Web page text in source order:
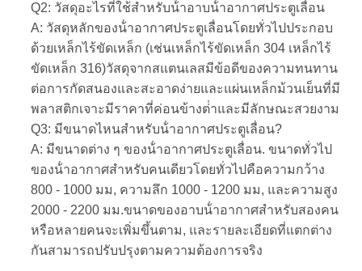
Q2: วัสดุอะไรที่ใช้สําหรับน้ําอาบน้ําอากาศประตูเลื่อน
A: วัสดุหลักของน้ําอากาศประตูเลื่อนโดยทั่วไปประกอบ
ด้วยเหล็กไร้ขัดเหล็ก (เช่นเหล็กไร้ขัดเหล็ก 304 เหล็กไร้
ขัดเหล็ก 316)วัสดุจากสแตนเลสมีข้อดีของความทนทาน
ต่อการกัดสนองและสะอาดง่ายและแผ่นเหล็กม้วนเย็นที่มี
พลาสติกเจาะมีราคาที่ค่อนข้างต่ําและมีลักษณะสวยงาม
Q3: มีขนาดไหนสําหรับน้ําอากาศประตูเลื่อน?
A: มีขนาดต่าง ๆ ของน้ําอากาศประตูเลื่อน. ขนาดทั่วไป
ของน้ําอากาศสําหรับคนเดียวโดยทั่วไปคือความกว้าง
800 - 1000 มม, ความลึก 1000 - 1200 มม, และความสูง
2000 - 2200 มม.ขนาดของอาบน้ําอากาศสําหรับสองคน
หรือหลายคนจะเพิ่มขึ้นตาม, และรายละเอียดที่แตกต่าง
กันสามารถปรับปรุงตามความต้องการจริง